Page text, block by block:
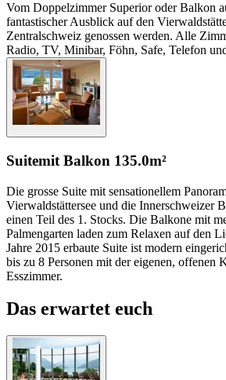
Vom Doppelzimmer Superior oder Balkon
fantastischer Ausblick auf den
Zentralschweiz genossen werden. Alle
Radio, TV, Minibar, Föhn, Safe, Telefon
Suitemit Balkon 135.0m²
Die grosse Suite mit sensationellem
Vierwaldstättersee und die Innerschweizer
einen Teil des 1. Stocks. Die Balkone mit
Palmengarten laden zum Relaxen auf den
Jahre 2015 erbaute Suite ist modern
bis zu 8 Personen mit der eigenen, offenen
Esszimmer.
Das erwartet euch